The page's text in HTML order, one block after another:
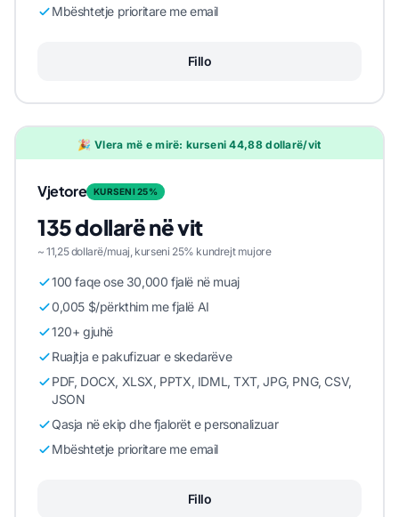
Mbështetje prioritare me email
Fillo
🎉 Vlera më e mirë: kurseni 44,88 dollarë/vit
Vjetore KURSENI 25%
135 dollarë në vit
~ 11,25 dollarë/muaj, kurseni 25% kundrejt mujore
100 faqe ose 30,000 fjalë në muaj
0,005 $/përkthim me fjalë AI
120+ gjuhë
Ruajtja e pakufizuar e skedarëve
PDF, DOCX, XLSX, PPTX, IDML, TXT, JPG, PNG, CSV,
JSON
Qasja në ekip dhe fjalorët e personalizuar
Mbështetje prioritare me email
Fillo